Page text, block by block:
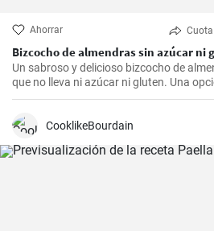
Ahorrar Cuota
Bizcocho de almendras sin azúcar ni
Un sabroso y delicioso bizcocho de
que no lleva ni azúcar ni gluten. Una
adaptar a muchas personas.
CooklikeBourdain